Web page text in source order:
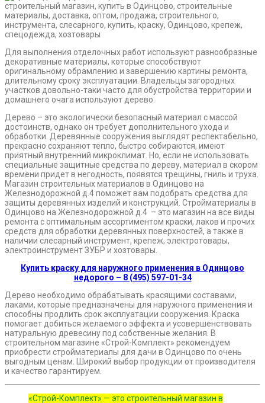
Для выполнения отделочных работ используют разнообразные
декоративные материалы, которые способствуют
оригинальному обрамлению и завершению картины ремонта,
длительному сроку эксплуатации. Владельцы загородных
участков довольно-таки часто для обустройства территории и
домашнего очага используют дерево.
Дерево – это экологически безопасный материал с массой
достоинств, однако он требует дополнительного ухода и
обработки. Деревянные сооружения выглядят респектабельно,
прекрасно сохраняют тепло, быстро собираются, имеют
приятный внутренний микроклимат. Но, если не использовать
специальные защитные средства по дереву, материал в скором
времени придет в негодность, появятся трещины, гниль и труха.
Магазин строительных материалов в Одинцово на
Железнодорожной д.4 поможет вам подобрать средства для
защиты деревянных изделий и конструкций. Стройматериалы в
Одинцово на Железнодорожной д.4 – это магазин на все виды
ремонта с оптимальным ассортиментом краски, лаков и прочих
средств для обработки деревянных поверхностей, а также в
наличии слесарный инструмент, крепеж, электротовары,
электроинструмент ЗУБР и хозтовары.
Купить краску для наружного применения в Одинцово
недорого – 8 (495) 597-01-34
Дерево необходимо обрабатывать красящими составами,
лаками, которые предназначены для наружного применения и
способны продлить срок эксплуатации сооружения. Краска
помогает добиться желаемого эффекта и усовершенствовать
натуральную древесину под собственные желания. В
строительном магазине «Строй-Комплект» рекомендуем
приобрести стройматериалы для дачи в Одинцово по очень
выгодным ценам. Широкий выбор продукции от производителя
и качество гарантируем.
«Строй-Комплект» — это строительный магазин в